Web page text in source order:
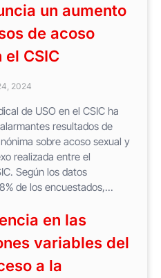
un aumento
de acoso
el CSIC
2024
de USO en el CSIC ha
resultados de
sobre acoso sexual y
realizada entre el
Según los datos
de los encuestados,...
en las
variables del
a la